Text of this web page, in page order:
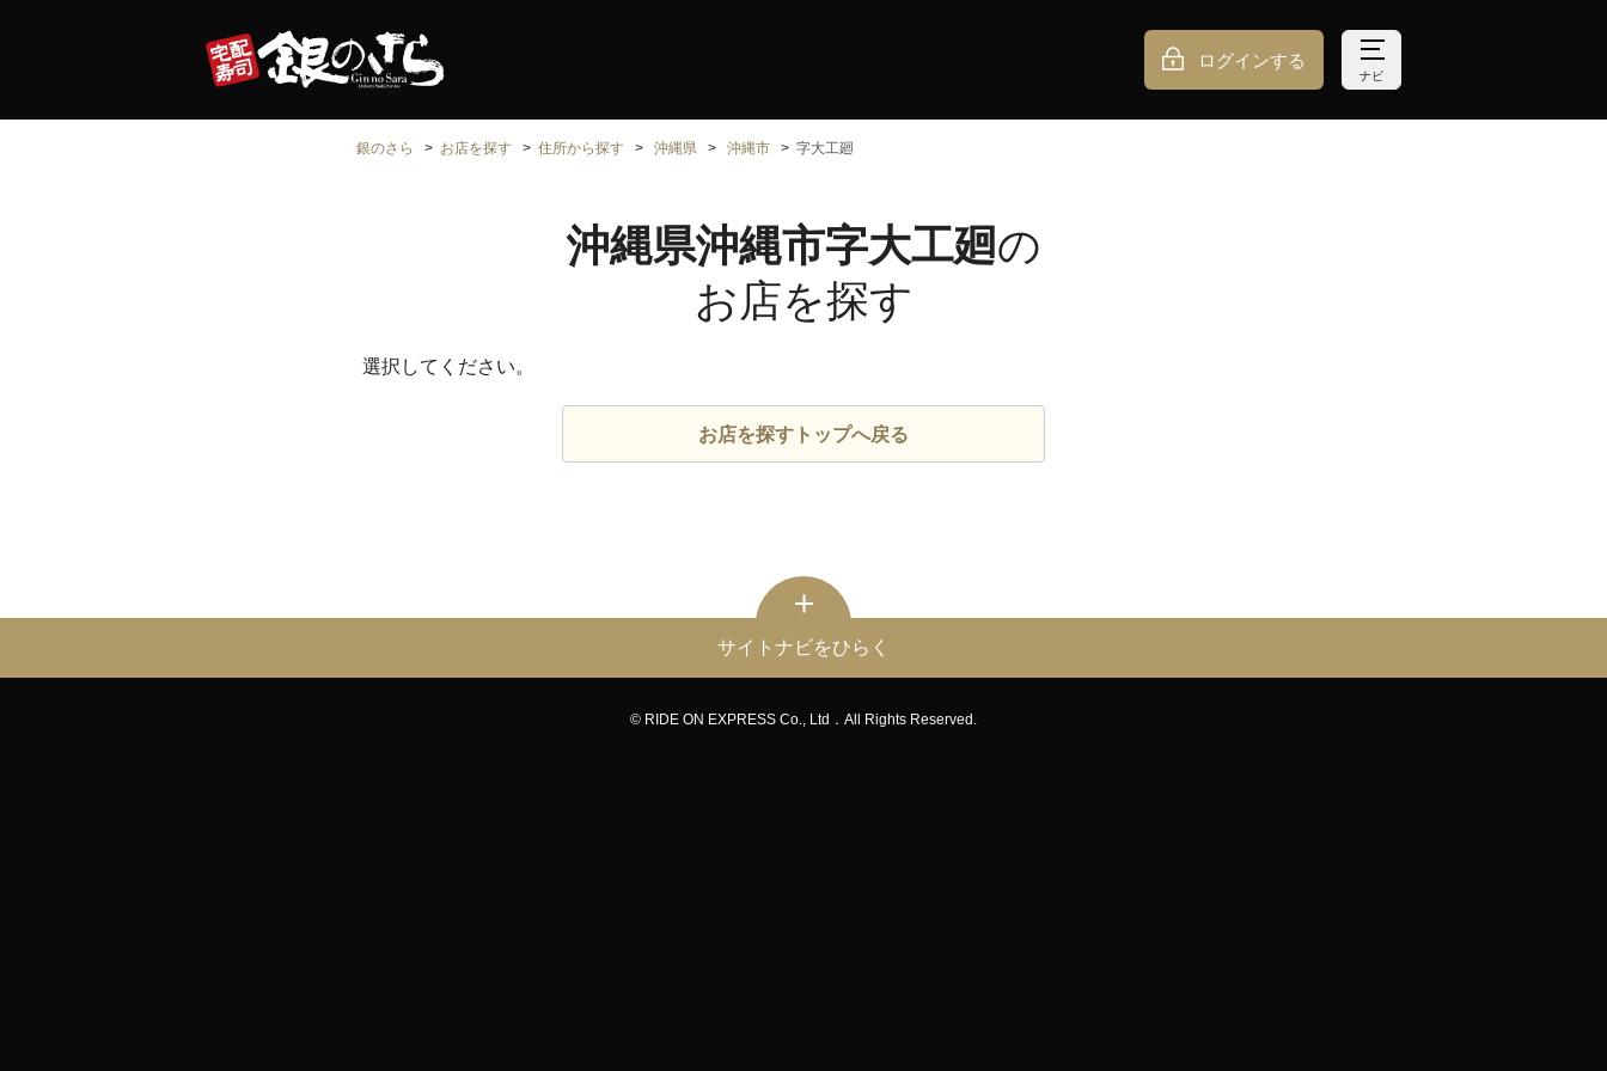
ログインする
ナビ
銀のさら お店を探す 住所から探す 沖縄県 沖縄市 字大工廻
沖縄県沖縄市字大工廻の
お店を探す
選択してください。
お店を探すトップへ戻る
サイトナビをひらく
© RIDE ON EXPRESS Co., Ltd．All Rights Reserved.